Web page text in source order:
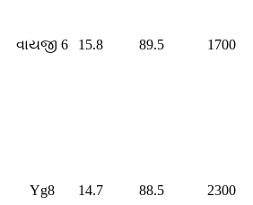
વાયજી 6 15.8 89.5 1700
Yg8 14.7 88.5 2300